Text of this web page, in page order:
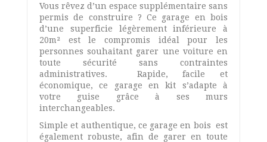
Vous rêvez d’un espace supplémentaire sans
permis de construire ? Ce garage en bois
d’une superficie légèrement inférieure à
20m² est le compromis idéal pour les
personnes souhaitant garer une voiture en
toute sécurité sans contraintes
administratives. Rapide, facile et
économique, ce garage en kit s’adapte à
votre guise grâce à ses murs
interchangeables.
Simple et authentique, ce garage en bois est
également robuste, afin de garer en toute